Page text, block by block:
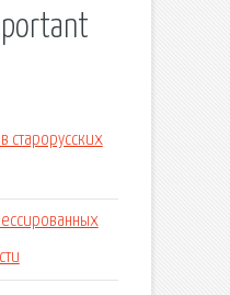
старорусских